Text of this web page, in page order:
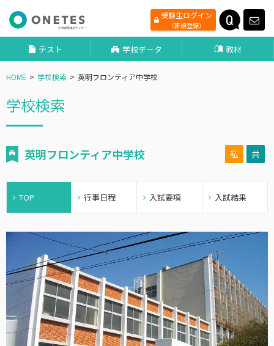
受験生ログイン
（新規登録）
テスト 学校データ 教材
HOME 学校検索 英明フロンティア中学校
学校検索
英明フロンティア中学校 私 共
TOP 行事日程 入試要項 入試結果